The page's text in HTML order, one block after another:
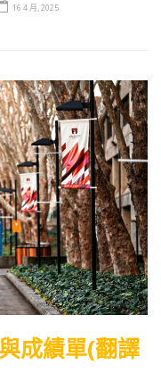
16 4 月, 2025
成績單(翻譯